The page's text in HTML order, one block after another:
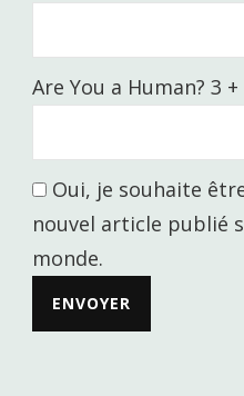
Are You a Human? 3 +
Oui, je souhaite
nouvel article publié
monde.